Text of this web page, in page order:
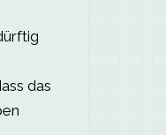
das